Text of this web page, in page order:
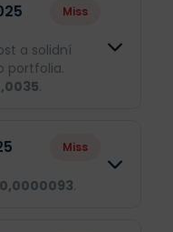
Miss
a solidní
portfolia.
.
£5,96 mil.
Miss
.